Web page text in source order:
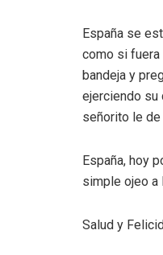
España se
como si fuera
bandeja y
ejerciendo su
señorito le de
España, hoy
simple ojeo a
Salud y